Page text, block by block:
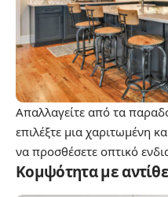
Απαλλαγείτε από τα
επιλέξτε μια χαριτωμένη
να προσθέσετε οπτικό
Κομψότητα με